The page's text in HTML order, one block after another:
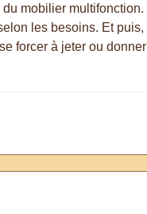
mobilier
les besoins. Et
forcer à jeter ou